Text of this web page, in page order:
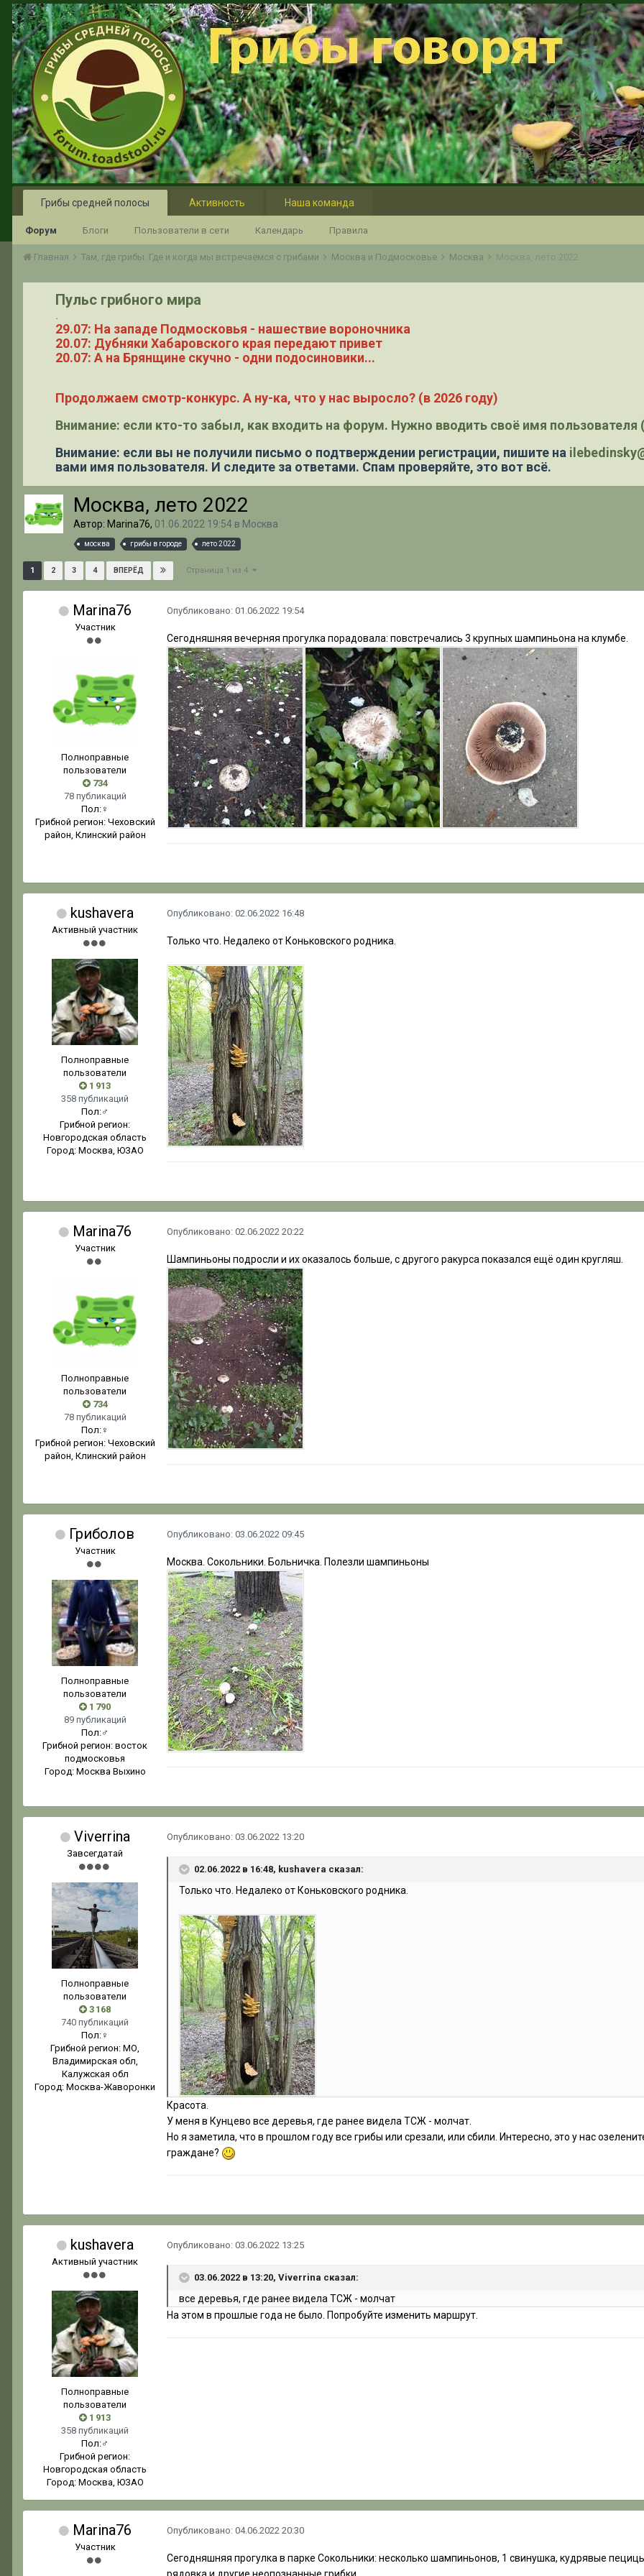
Грибы средней полосы
Форум Блоги Пользователи в сети Календарь Правила
Активность Наша команда
Главная Там, где грибы. Где и когда мы встречаемся с грибами Москва и Подмосковье Москва Москва, лето 2022
Пульс грибного мира
.
29.07: На западе Подмосковья - нашествие вороночника
20.07: Дубняки Хабаровского края передают привет
20.07: А на Брянщине скучно - одни подосиновики...
Продолжаем смотр-конкурс. А ну-ка, что у нас выросло? (в 2026 году)
Внимание: если кто-то забыл, как входить на форум. Нужно вводить своё имя пользователя
Внимание: если вы не получили письмо о подтверждении регистрации, пишите на
вами имя пользователя. И следите за ответами. Спам проверяйте, это вот всё.
Москва, лето 2022
Автор: Marina76, 01.06.2022 19:54 в Москва
москва грибы в городе лето 2022
1 2 3 4 ВПЕРЁД Страница 1 из 4
Marina76
Участник
Полноправные
пользователи
734
78 публикаций
Пол: ♀
Грибной регион: Чеховский
район, Клинский район
Опубликовано: 01.06.2022 19:54
Сегодняшняя вечерняя прогулка порадовала: повстречались 3 крупных шампиньона на клумбе.
kushavera
Активный участник
Полноправные
пользователи
1 913
358 публикаций
Пол:♂
Грибной регион:
Новгородская область
Город: Москва, ЮЗАО
Опубликовано: 02.06.2022 16:48
Только что. Недалеко от Коньковского родника.
Marina76
Участник
Полноправные
пользователи
734
78 публикаций
Пол: ♀
Грибной регион: Чеховский
район, Клинский район
Опубликовано: 02.06.2022 20:22
Шампиньоны подросли и их оказалось больше, с другого ракурса показался ещё один кругляш.
Гриболов
Участник
Полноправные
пользователи
1 790
89 публикаций
Пол:♂
Грибной регион: восток
подмосковья
Город: Москва Выхино
Опубликовано: 03.06.2022 09:45
Москва. Сокольники. Больничка. Полезли шампиньоны
Viverrina
Завсегдатай
Полноправные
пользователи
3 168
740 публикаций
Пол: ♀
Грибной регион: МО,
Владимирская обл,
Калужская обл
Город: Москва-Жаворонки
Опубликовано: 03.06.2022 13:20
02.06.2022 в 16:48, kushavera сказал:
Только что. Недалеко от Коньковского родника.
Красота.
У меня в Кунцево все деревья, где ранее видела ТСЖ - молчат.
Но я заметила, что в прошлом году все грибы или срезали, или сбили. Интересно, это у нас
граждане?
kushavera
Активный участник
Полноправные
пользователи
1 913
358 публикаций
Пол:♂
Грибной регион:
Новгородская область
Город: Москва, ЮЗАО
Опубликовано: 03.06.2022 13:25
03.06.2022 в 13:20, Viverrina сказал:
все деревья, где ранее видела ТСЖ - молчат
На этом в прошлые года не было. Попробуйте изменить маршрут.
Marina76
Участник
Опубликовано: 04.06.2022 20:30
Сегодняшняя прогулка в парке Сокольники: несколько шампиньонов, 1 свинушка, кудрявые
рядовка и другие неопознанные грибки.